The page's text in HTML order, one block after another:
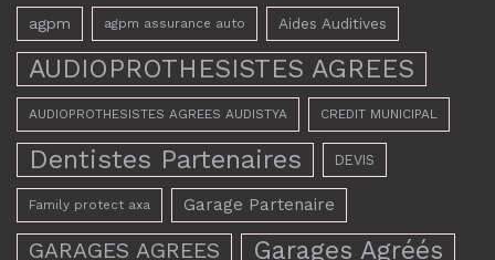
agpm agpm assurance auto Aides Auditives
AUDIOPROTHESISTES AGREES
AUDIOPROTHESISTES AGREES AUDISTYA CREDIT MUNICIPAL
Dentistes Partenaires DEVIS
Family protect axa Garage Partenaire
GARAGES AGREES Garages Agréés